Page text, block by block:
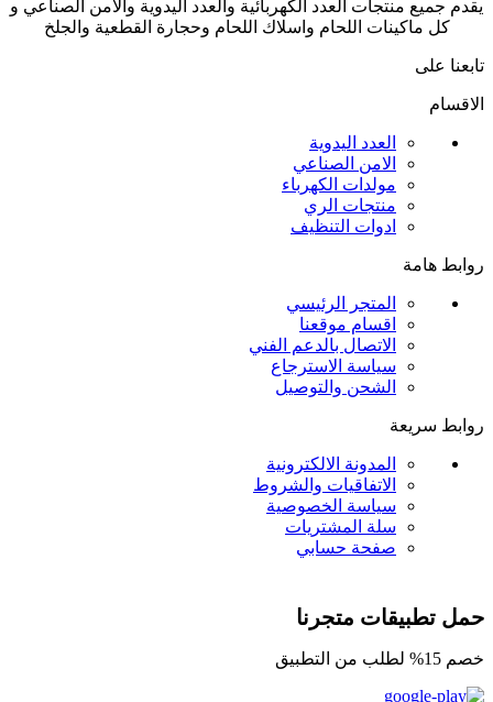
يقدم جميع منتجات العدد الكهربائية والعدد اليدوية والامن الصناعي و
كل ماكينات اللحام واسلاك اللحام وحجارة القطعية والجلخ
تابعنا على
الاقسام
العدد اليدوية
الامن الصناعي
مولدات الكهرباء
منتجات الري
ادوات التنظيف
روابط هامة
المتجر الرئيسي
اقسام موقعنا
الاتصال بالدعم الفني
سياسة الاسترجاع
الشحن والتوصيل
روابط سريعة
المدونة الالكترونية
الاتفاقيات والشروط
سياسة الخصوصية
سلة المشتريات
صفحة حسابي
حمل تطبيقات متجرنا
خصم 15% لطلب من التطبيق